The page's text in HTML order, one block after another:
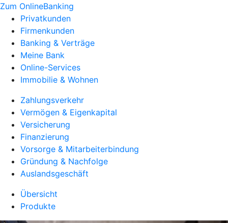
Zum OnlineBanking
Privatkunden
Firmenkunden
Banking & Verträge
Meine Bank
Online-Services
Immobilie & Wohnen
Zahlungsverkehr
Vermögen & Eigenkapital
Versicherung
Finanzierung
Vorsorge & Mitarbeiterbindung
Gründung & Nachfolge
Auslandsgeschäft
Übersicht
Produkte